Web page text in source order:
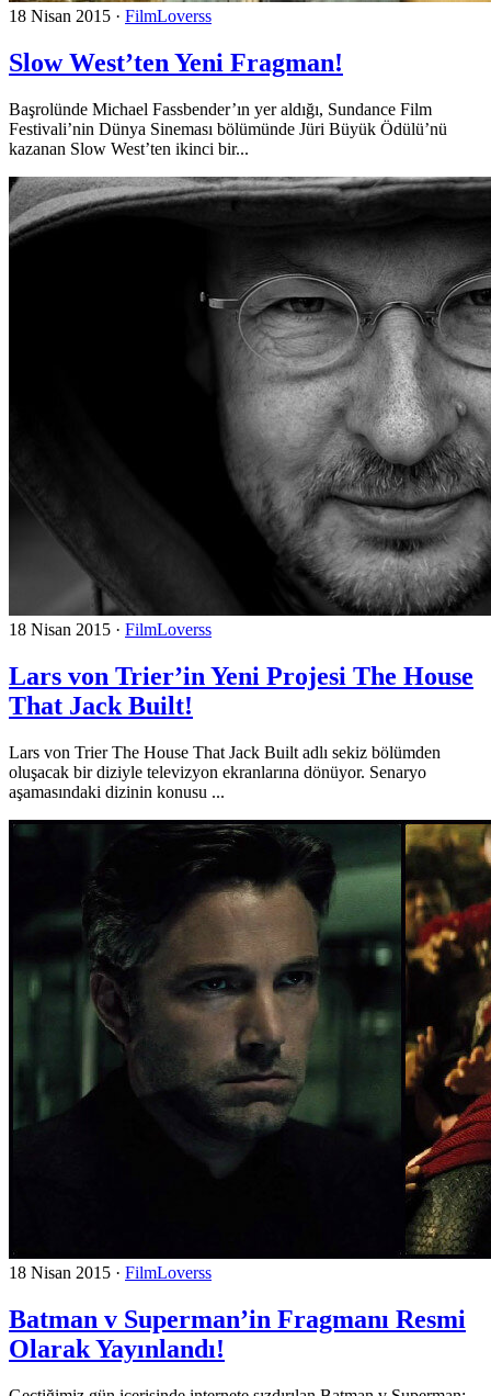
18 Nisan 2015 · FilmLoverss
Slow West’ten Yeni Fragman!
Başrolünde Michael Fassbender’ın yer aldığı, Sundance Film
Festivali’nin Dünya Sineması bölümünde Jüri Büyük Ödülü’nü
kazanan Slow West’ten ikinci bir...
18 Nisan 2015 · FilmLoverss
Lars von Trier’in Yeni Projesi The House
That Jack Built!
Lars von Trier The House That Jack Built adlı sekiz bölümden
oluşacak bir diziyle televizyon ekranlarına dönüyor. Senaryo
aşamasındaki dizinin konusu ...
18 Nisan 2015 · FilmLoverss
Batman v Superman’in Fragmanı Resmi
Olarak Yayınlandı!